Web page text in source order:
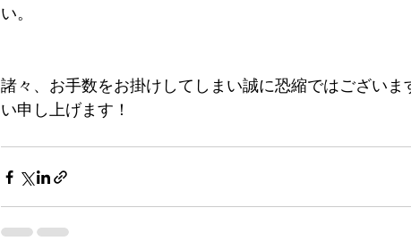
い。
諸々、お手数をお掛けしてしまい誠に恐縮ではござい
い申し上げます！